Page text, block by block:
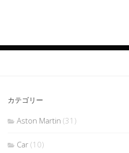
カテゴリー
Aston Martin (31)
Car (10)